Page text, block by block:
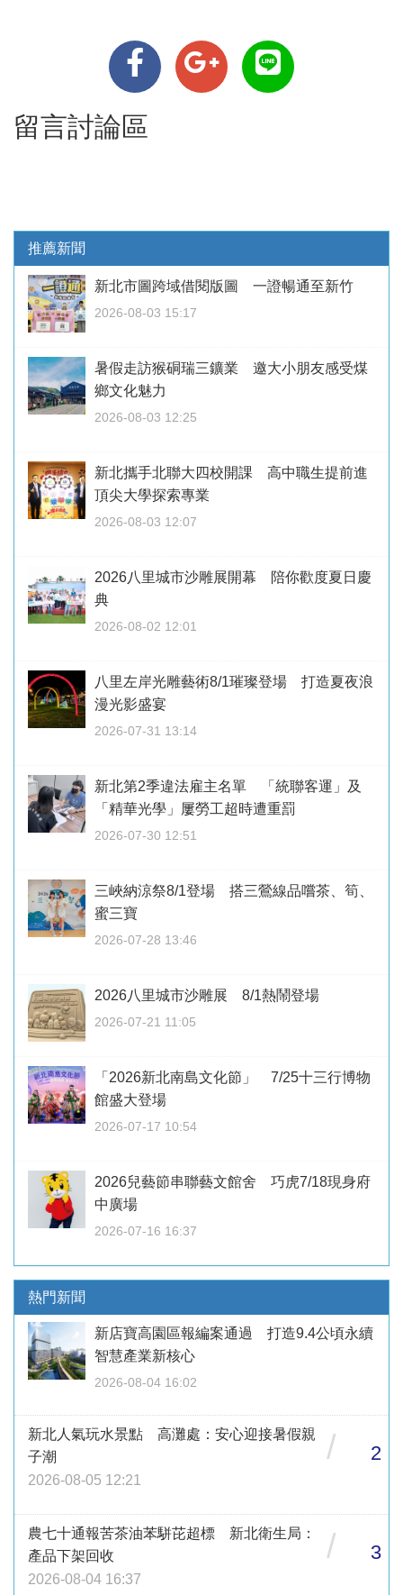
留言討論區
推薦新聞
新北市圖跨域借閱版圖 一證暢通至新竹
2026-08-03 15:17
暑假走訪猴硐瑞三鑛業 邀大小朋友感受煤
鄉文化魅力
2026-08-03 12:25
新北攜手北聯大四校開課 高中職生提前進
頂尖大學探索專業
2026-08-03 12:07
2026八里城市沙雕展開幕 陪你歡度夏日慶
典
2026-08-02 12:01
八里左岸光雕藝術8/1璀璨登場 打造夏夜浪
漫光影盛宴
2026-07-31 13:14
新北第2季違法雇主名單 「統聯客運」及
「精華光學」屢勞工超時遭重罰
2026-07-30 12:51
三峽納涼祭8/1登場 搭三鶯線品嚐茶、筍、
蜜三寶
2026-07-28 13:46
2026八里城市沙雕展 8/1熱鬧登場
2026-07-21 11:05
「2026新北南島文化節」 7/25十三行博物
館盛大登場
2026-07-17 10:54
2026兒藝節串聯藝文館舍 巧虎7/18現身府
中廣場
2026-07-16 16:37
熱門新聞
新店寶高園區報編案通過 打造9.4公頃永續
智慧產業新核心
2026-08-04 16:02
新北人氣玩水景點 高灘處：安心迎接暑假親
子潮
2026-08-05 12:21
/ 2
農七十通報苦茶油苯駢芘超標 新北衛生局：
產品下架回收
2026-08-04 16:37
/ 3